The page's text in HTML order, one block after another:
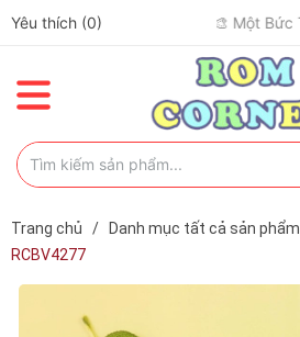
Yêu thích (0)
Trang chủ / Danh mục tất cả sản phẩm
RCBV4277